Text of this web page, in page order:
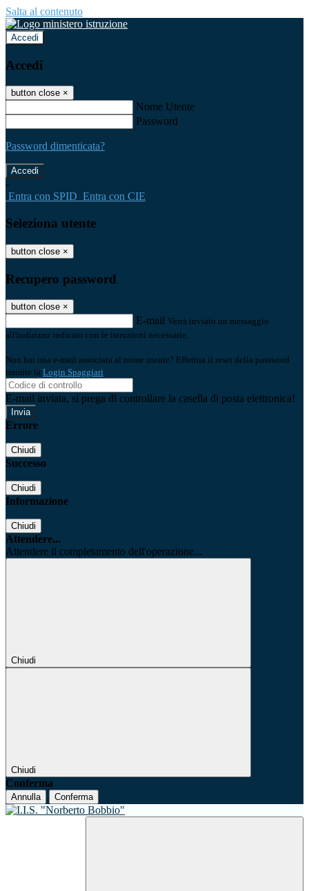
Salta al contenuto
Accedi
Accedi
button close ×
Nome Utente
Password
Password dimenticata?
-
Entra con SPID Entra con CIE
Seleziona utente
button close ×
Recupero password
button close ×
E-mail Verrà inviato un messaggio
all'indirizzo indicato con le istruzioni necessarie.
Non hai una e-mail associata al nome utente? Effettua il reset della password
tramite la Login Spaggiari
E-mail inviata, si prega di controllare la casella di posta elettronica!
Errore
Chiudi
Successo
Chiudi
Informazione
Chiudi
Attendere...
Attendere il completamento dell'operazione...
Chiudi
Chiudi
Conferma
Annulla Conferma